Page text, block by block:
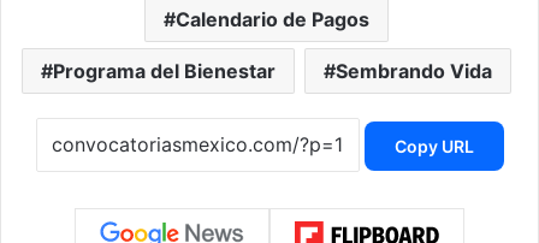
Calendario de Pagos
Programa del Bienestar Sembrando Vida
Copy URL